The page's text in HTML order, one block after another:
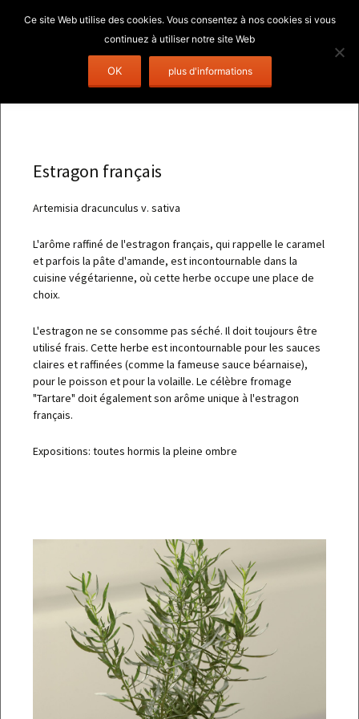
contenu
Estragon français
Artemisia dracunculus v. sativa
L'arôme raffiné de l'estragon français, qui rappelle le caramel
et parfois la pâte d'amande, est incontournable dans la
cuisine végétarienne, où cette herbe occupe une place de
choix.
L'estragon ne se consomme pas séché. Il doit toujours être
utilisé frais. Cette herbe est incontournable pour les sauces
claires et raffinées (comme la fameuse sauce béarnaise),
pour le poisson et pour la volaille. Le célèbre fromage
"Tartare" doit également son arôme unique à l'estragon
français.
Expositions: toutes hormis la pleine ombre
OK